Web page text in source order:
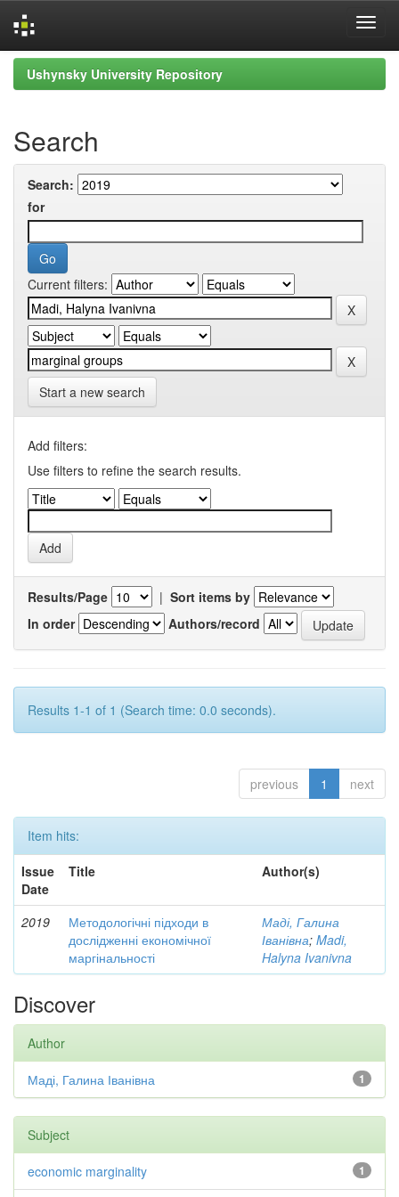
Skip
navigation
Ushynsky University Repository
Search
Search:
for
Current filters:
Start a new search
Add filters:
Use filters to refine the search results.
Results/Page | Sort items by
In order
Authors/record
Results 1-1 of 1 (Search time: 0.0 seconds).
previous 1 next
Item hits:
Issue
Date
Title Author(s)
2019
Методологічні підходи в
дослідженні економічної
маргінальності
Маді, Галина
Іванівна; Madi,
Halyna Ivanivna
Discover
Author
1
Маді, Галина Іванівна
Subject
1
economic marginality